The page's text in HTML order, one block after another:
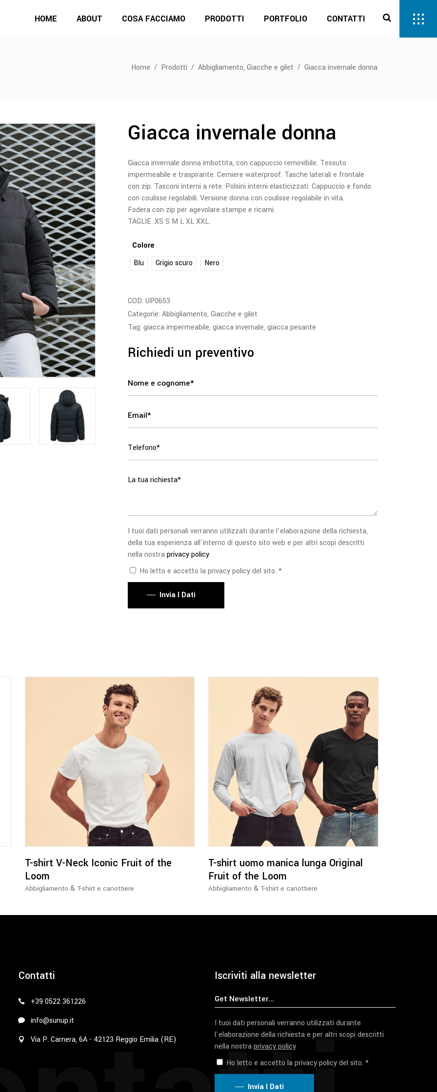
HOME ABOUT COSA FACCIAMO PRODOTTI PORTFOLIO CONTATTI
Home / Prodotti / Abbigliamento, Giacche e gilet / Giacca invernale donna
Giacca invernale donna
Giacca invernale donna imbottita, con cappuccio removibile. Tessuto
impermeabile e traspirante. Cerniere waterproof. Tasche laterali e frontale
con zip. Tasconi interni a rete. Polsini interni elasticizzati. Cappuccio e fondo
con coulisse regolabili. Versione donna con coulisse regolabile in vita.
Fodera con zip per agevolare stampe e ricami.
TAGLIE :XS S M L XL XXL.
Colore
Blu
Grigio scuro Nero
COD: UP0653
Categorie: Abbigliamento, Giacche e gilet
Tag: giacca impermeabile, giacca invernale, giacca pesante
Richiedi un preventivo
I tuoi dati personali verranno utilizzati durante l'elaborazione della richiesta,
della tua esperienza all'interno di questo sito web e per altri scopi descritti
nella nostraprivacy policy
Ho letto e accetto la privacy policy del sito. *
Invia I Dati
varianti.
Le
opzioni
possono
essere
nella
T-shirt V-Neck Iconic Fruit of the
Loom
Abbigliamento & T-shirt e canottiere
Questo
prodotto
ha
più
varianti.
Le
opzioni
possono
essere
nella
T-shirt uomo manica lunga Original
Fruit of the Loom
Abbigliamento &T-shirt e canottiere
Contatti
+39 0522 361226
info@sunup.it
Via P. Carnera, 6A - 42123 Reggio Emilia (RE)
Iscriviti alla newsletter
I tuoi dati personali verranno utilizzati durante
l'elaborazione della richiesta e per altri scopi descritti
nella nostraprivacy policy
Ho letto e accetto la privacy policy del sito. *
Invia I Dati